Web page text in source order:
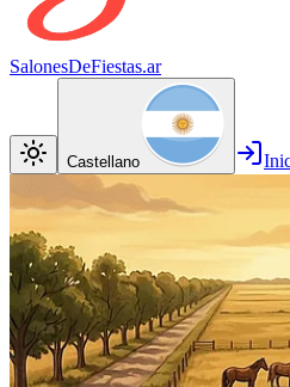
SalonesDeFiestas.ar
Castellano